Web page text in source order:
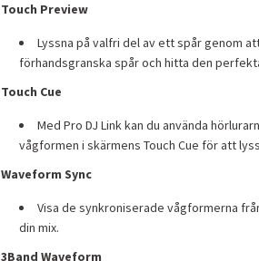
Touch Preview
Lyssna på valfri del av ett spår genom
förhandsgranska spår och hitta den
Touch Cue
Med Pro DJ Link kan du använda
vågformen i skärmens Touch Cue för att
Waveform Sync
Visa de synkroniserade vågformerna
din mix.
3Band Waveform